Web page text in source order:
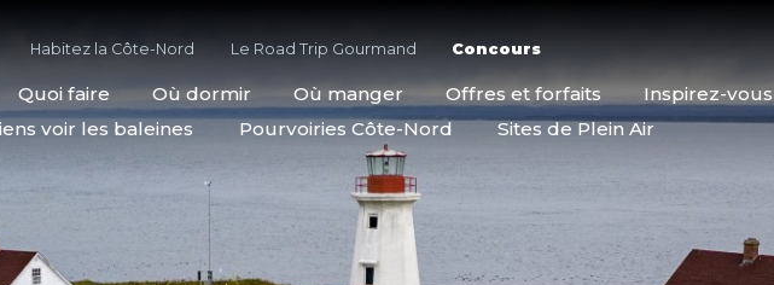
Habitez la Côte-Nord Le Road Trip Gourmand Concours
Quoi faire Où dormir Où manger Offres et forfaits Inspirez-vous
voir les baleines
Pourvoiries Côte-Nord Sites de Plein Air